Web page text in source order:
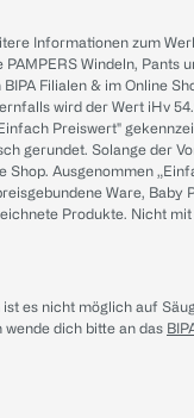
Informationen zum
Windeln,
Filialen & im Online
wird der Wert iHv
Preiswert"
gerundet. Solange der
Shop. Ausgenommen
preisgebundene Ware,
Produkte. Nicht
es nicht möglich auf
wende dich bitte an das